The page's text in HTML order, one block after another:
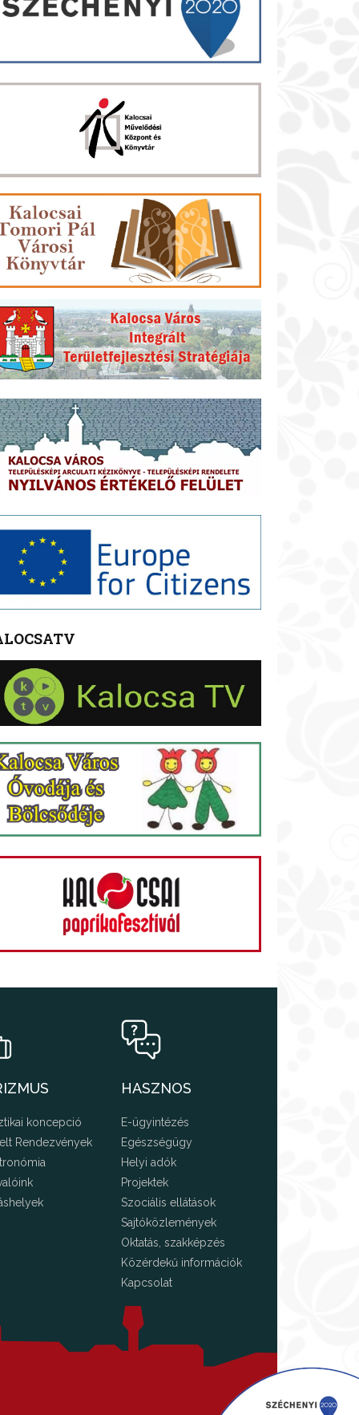
koncepció
Rendezvények
HASZNOS
E-ügyintézés
Egészségügy
Helyi adók
Projektek
Szociális ellátások
Sajtóközlemények
Oktatás, szakképzés
Közérdekű információk
Kapcsolat